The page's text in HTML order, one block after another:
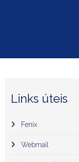
Links úteis
Fenix
Webmail